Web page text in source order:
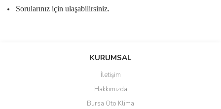
Sorularınız için ulaşabilirsiniz.
Bu ürüne ilk yorumu siz yapın!
Yorum Yaz
KURUMSAL
İletişim
Hakkımızda
Bursa Oto Klima